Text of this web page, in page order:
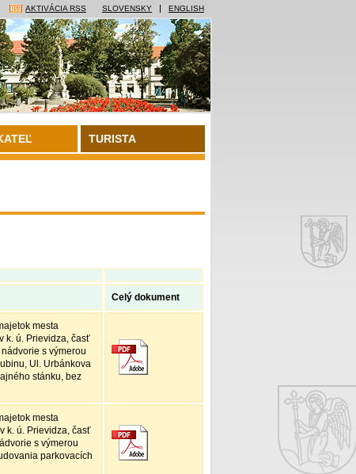
SLOVENSKY ENGLISH
AKTIVÁCIA RSS
TURISTA
Celý dokument
mesta
k. ú. Prievidza, časť
s výmerou
Ul. Urbánkova
stánku, bez
mesta
k. ú. Prievidza, časť
s výmerou
parkovacích